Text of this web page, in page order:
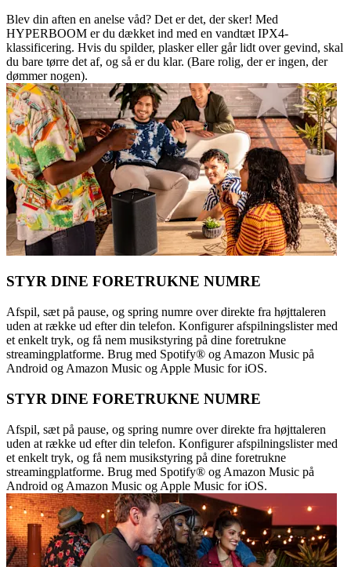
Blev din aften en anelse våd? Det er det, der sker! Med
HYPERBOOM er du dækket ind med en vandtæt IPX4-
klassificering. Hvis du spilder, plasker eller går lidt over gevind, skal
du bare tørre det af, og så er du klar. (Bare rolig, der er ingen, der
dømmer nogen).
STYR DINE FORETRUKNE NUMRE
Afspil, sæt på pause, og spring numre over direkte fra højttaleren
uden at række ud efter din telefon. Konfigurer afspilningslister med
et enkelt tryk, og få nem musikstyring på dine foretrukne
streamingplatforme. Brug med Spotify® og Amazon Music på
Android og Amazon Music og Apple Music for iOS.
STYR DINE FORETRUKNE NUMRE
Afspil, sæt på pause, og spring numre over direkte fra højttaleren
uden at række ud efter din telefon. Konfigurer afspilningslister med
et enkelt tryk, og få nem musikstyring på dine foretrukne
streamingplatforme. Brug med Spotify® og Amazon Music på
Android og Amazon Music og Apple Music for iOS.